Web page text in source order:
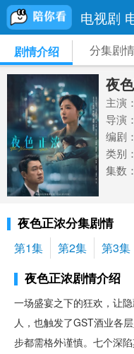
电视剧
剧情介绍 分集剧情
夜
主演：
导演：
编剧：
类别：
集数：
夜色正浓分集剧情
第1集 第2集 第3集
夜色正浓剧情介绍
一场盛宴之下的狂欢，让
人，也触发了GST酒业各
步都需格外谨慎。七个深